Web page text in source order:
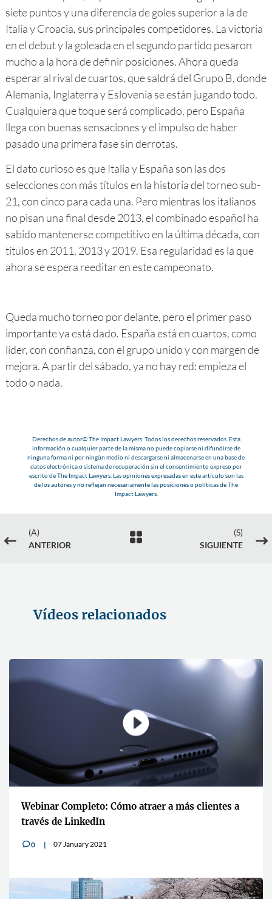
siete puntos y una diferencia de goles superior a la de
Italia y Croacia, sus principales competidores. La victoria
en el debut y la goleada en el segundo partido pesaron
mucho a la hora de definir posiciones. Ahora queda
esperar al rival de cuartos, que saldrá del Grupo B, donde
Alemania, Inglaterra y Eslovenia se están jugando todo.
Cualquiera que toque será complicado, pero España
llega con buenas sensaciones y el impulso de haber
pasado una primera fase sin derrotas.
El dato curioso es que Italia y España son las dos
selecciones con más títulos en la historia del torneo sub-
21, con cinco para cada una. Pero mientras los italianos
no pisan una final desde 2013, el combinado español ha
sabido mantenerse competitivo en la última década, con
títulos en 2011, 2013 y 2019. Esa regularidad es la que
ahora se espera reeditar en este campeonato.
Queda mucho torneo por delante, pero el primer paso
importante ya está dado. España está en cuartos, como
líder, con confianza, con el grupo unido y con margen de
mejora. A partir del sábado, ya no hay red: empieza el
todo o nada.
Derechos de autor© The Impact Lawyers. Todos los derechos reservados. Esta
información o cualquier parte de la misma no puede copiarse ni difundirse de
ninguna forma ni por ningún medio ni descargarse ni almacenarse en una base de
datos electrónica o sistema de recuperación sin el consentimiento expreso por
escrito de The Impact Lawyers. Las opiniones expresadas en este artículo son las
de los autores y no reflejan necesariamente las posiciones o políticas de The
Impact Lawyers.
#
(A)
ANTERIOR

(S)
SIGUIENTE
$
Vídeos relacionados
Webinar Completo: Cómo atraer a más clientes a
través de LinkedIn
v0 07 January 2021